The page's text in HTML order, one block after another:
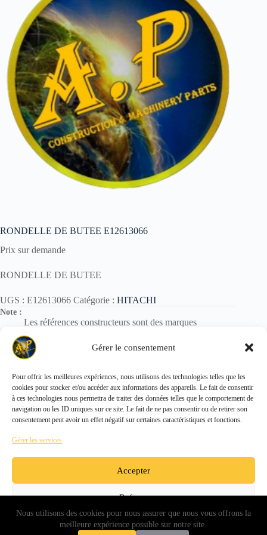
Gérer le consentement
Pour offrir les meilleures expériences, nous utilisons des technologies telles que les
cookies pour stocker et/ou accéder aux informations des appareils. Le fait de consentir
à ces technologies nous permettra de traiter des données telles que le comportement de
navigation ou les ID uniques sur ce site. Le fait de ne pas consentir ou de retirer son
consentement peut avoir un effet négatif sur certaines caractéristiques et fonctions.
Gérer les services
Accepter
Refuser
Voir les préférences
Nous utilisons des cookies pour nous assurer que nous vous offrons la
meilleure expérience possible sur notre site.
RONDELLE DE BUTEE E12613066
Prix sur demande
RONDELLE DE BUTEE
UGS : E12613066 Catégorie : HITACHI
Note :
Les références constructeurs sont des marques
Elles sont utilisées uniquement pour identification des
pièces.
Copyright © 2026 - ALL PARTS FRANCE SAS